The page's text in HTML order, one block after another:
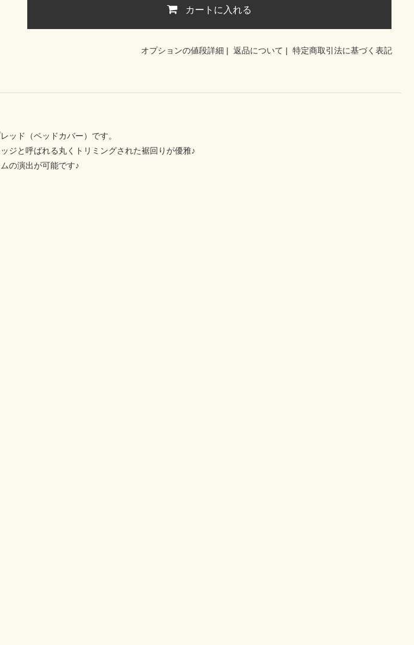
カートに入れる
オプションの値段詳細 | 返品について | 特定商取引法に基づく表記
ッド（ベッドカバー）です。
ジと呼ばれる丸くトリミングされた裾回りが優雅♪
の演出が可能です♪